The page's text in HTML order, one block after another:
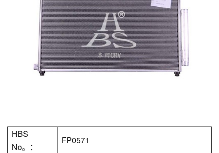
HBS
No。：
FP0571